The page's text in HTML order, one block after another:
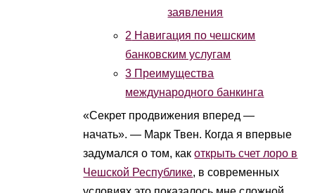
заявления
2 Навигация по чешским
банковским услугам
3 Преимущества
международного банкинга
«Секрет продвижения вперед —
начать». — Марк Твен. Когда я впервые
задумался о том, какоткрыть счет лоро в
Чешской Республике, в современных